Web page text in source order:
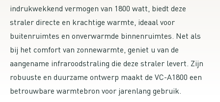
indrukwekkend vermogen van 1800 watt, biedt deze
straler directe en krachtige warmte, ideaal voor
buitenruimtes en onverwarmde binnenruimtes. Net als
bij het comfort van zonnewarmte, geniet u van de
aangename infraroodstraling die deze straler levert. Zijn
robuuste en duurzame ontwerp maakt de VC-A1800 een
betrouwbare warmtebron voor jarenlang gebruik.